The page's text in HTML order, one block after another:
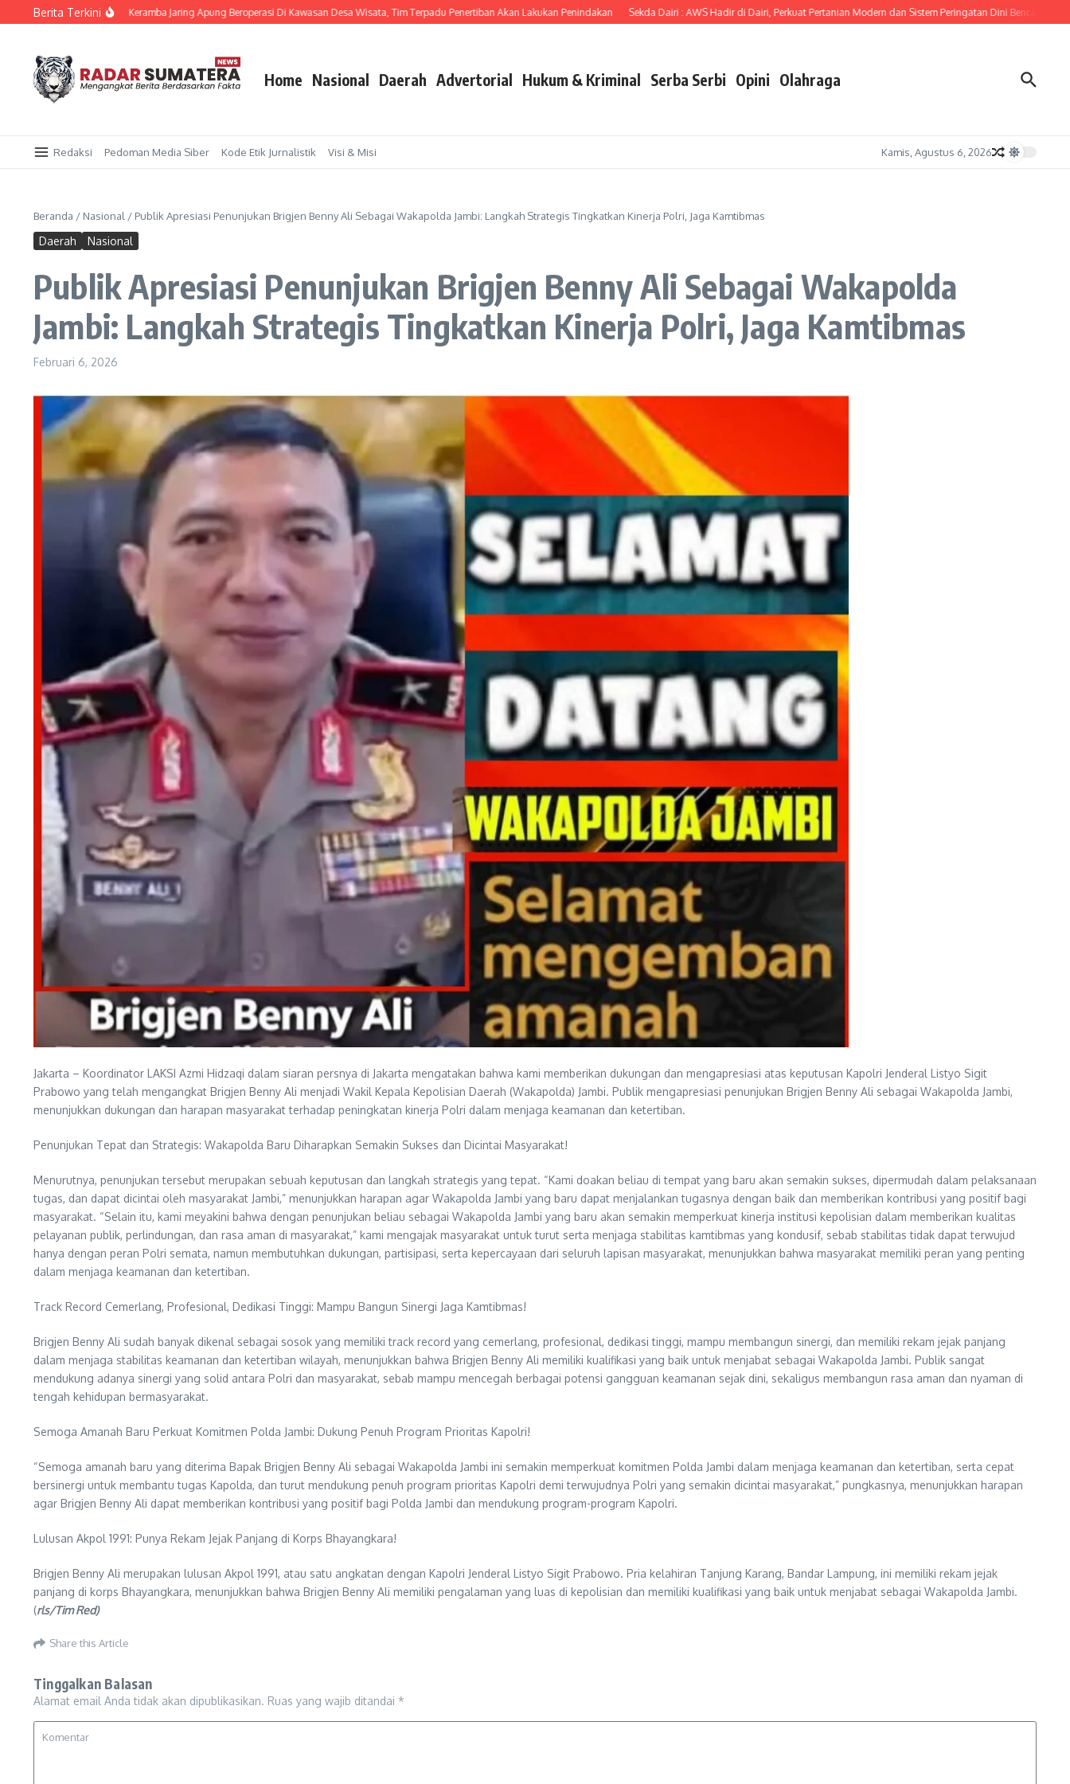
Lewati ke konten
Berita Terkini
Bupati Dairi Harapkan Keramba Jaring Apung Beroperasi Di Kawasan Desa Wisata, Tim Terpadu Penertiban Akan Lakukan Penindakan Sekda Dairi : AWS Hadir di Dairi, Perkuat Pertanian Modern dan Sistem Peringatan Dini Bencana
Home Nasional Daerah Advertorial Hukum & Kriminal Serba Serbi Opini Olahraga
Redaksi Pedoman Media Siber Kode Etik Jurnalistik Visi & Misi Kamis, Agustus 6, 2026
Beranda / Nasional / Publik Apresiasi Penunjukan Brigjen Benny Ali Sebagai Wakapolda Jambi: Langkah Strategis Tingkatkan Kinerja Polri, Jaga Kamtibmas
Daerah Nasional
Publik Apresiasi Penunjukan Brigjen Benny Ali Sebagai Wakapolda
Jambi: Langkah Strategis Tingkatkan Kinerja Polri, Jaga Kamtibmas
Februari 6, 2026
Jakarta – Koordinator LAKSI Azmi Hidzaqi dalam siaran persnya di Jakarta mengatakan bahwa kami memberikan dukungan dan mengapresiasi atas keputusan Kapolri Jenderal Listyo Sigit
Prabowo yang telah mengangkat Brigjen Benny Ali menjadi Wakil Kepala Kepolisian Daerah (Wakapolda) Jambi. Publik mengapresiasi penunjukan Brigjen Benny Ali sebagai Wakapolda Jambi,
menunjukkan dukungan dan harapan masyarakat terhadap peningkatan kinerja Polri dalam menjaga keamanan dan ketertiban.
Penunjukan Tepat dan Strategis: Wakapolda Baru Diharapkan Semakin Sukses dan Dicintai Masyarakat!
Menurutnya, penunjukan tersebut merupakan sebuah keputusan dan langkah strategis yang tepat. “Kami doakan beliau di tempat yang baru akan semakin sukses, dipermudah dalam pelaksanaan
tugas, dan dapat dicintai oleh masyarakat Jambi,” menunjukkan harapan agar Wakapolda Jambi yang baru dapat menjalankan tugasnya dengan baik dan memberikan kontribusi yang positif bagi
masyarakat. “Selain itu, kami meyakini bahwa dengan penunjukan beliau sebagai Wakapolda Jambi yang baru akan semakin memperkuat kinerja institusi kepolisian dalam memberikan kualitas
pelayanan publik, perlindungan, dan rasa aman di masyarakat,” kami mengajak masyarakat untuk turut serta menjaga stabilitas kamtibmas yang kondusif, sebab stabilitas tidak dapat terwujud
hanya dengan peran Polri semata, namun membutuhkan dukungan, partisipasi, serta kepercayaan dari seluruh lapisan masyarakat, menunjukkan bahwa masyarakat memiliki peran yang penting
dalam menjaga keamanan dan ketertiban.
Track Record Cemerlang, Profesional, Dedikasi Tinggi: Mampu Bangun Sinergi Jaga Kamtibmas!
Brigjen Benny Ali sudah banyak dikenal sebagai sosok yang memiliki track record yang cemerlang, profesional, dedikasi tinggi, mampu membangun sinergi, dan memiliki rekam jejak panjang
dalam menjaga stabilitas keamanan dan ketertiban wilayah, menunjukkan bahwa Brigjen Benny Ali memiliki kualifikasi yang baik untuk menjabat sebagai Wakapolda Jambi. Publik sangat
mendukung adanya sinergi yang solid antara Polri dan masyarakat, sebab mampu mencegah berbagai potensi gangguan keamanan sejak dini, sekaligus membangun rasa aman dan nyaman di
tengah kehidupan bermasyarakat.
Semoga Amanah Baru Perkuat Komitmen Polda Jambi: Dukung Penuh Program Prioritas Kapolri!
“Semoga amanah baru yang diterima Bapak Brigjen Benny Ali sebagai Wakapolda Jambi ini semakin memperkuat komitmen Polda Jambi dalam menjaga keamanan dan ketertiban, serta cepat
bersinergi untuk membantu tugas Kapolda, dan turut mendukung penuh program prioritas Kapolri demi terwujudnya Polri yang semakin dicintai masyarakat,” pungkasnya, menunjukkan harapan
agar Brigjen Benny Ali dapat memberikan kontribusi yang positif bagi Polda Jambi dan mendukung program-program Kapolri.
Lulusan Akpol 1991: Punya Rekam Jejak Panjang di Korps Bhayangkara!
Brigjen Benny Ali merupakan lulusan Akpol 1991, atau satu angkatan dengan Kapolri Jenderal Listyo Sigit Prabowo. Pria kelahiran Tanjung Karang, Bandar Lampung, ini memiliki rekam jejak
panjang di korps Bhayangkara, menunjukkan bahwa Brigjen Benny Ali memiliki pengalaman yang luas di kepolisian dan memiliki kualifikasi yang baik untuk menjabat sebagai Wakapolda Jambi.
(rls/Tim Red)
Share this Article
Tinggalkan Balasan
Alamat email Anda tidak akan dipublikasikan. Ruas yang wajib ditandai *